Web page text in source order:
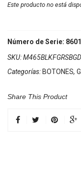
Este producto no está
Número de Serie: 8601
SKU:
Categorías: BOTONES,
Share This Product